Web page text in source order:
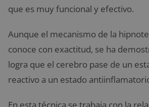
que es muy funcional y efectivo.
Aunque el mecanismo de la
conoce con exactitud, se ha
logra que el cerebro pase de un
reactivo a un estado